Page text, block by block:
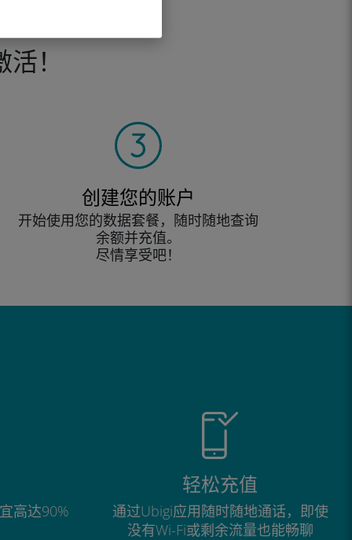
！
创建您的账户
开始使用您的数据套餐，随时随地查询
余额并充值。
尽情享受吧！
高达90%
轻松充值
通过Ubigi应用随时随地通话，即使
没有Wi-Fi或剩余流量也能畅聊